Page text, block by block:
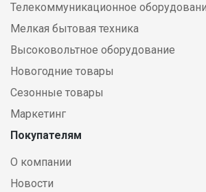
Телекоммуникационное
Мелкая бытовая техника
Высоковольтное оборудование
Новогодние товары
Сезонные товары
Маркетинг
Покупателям
О компании
Новости